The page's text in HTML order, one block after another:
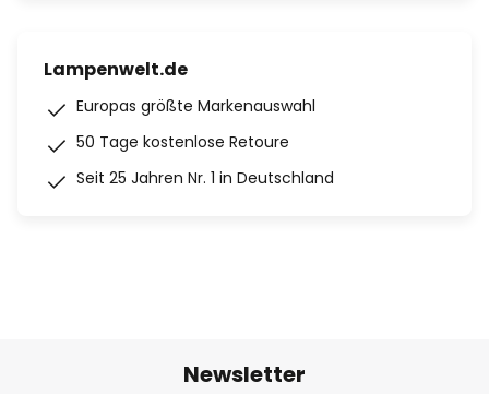
Lampenwelt.de
Europas größte Markenauswahl
50 Tage kostenlose Retoure
Seit 25 Jahren Nr. 1 in Deutschland
Newsletter